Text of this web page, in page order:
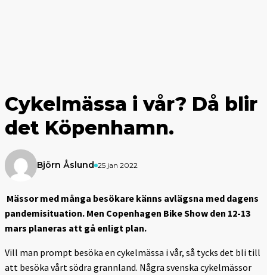
Cykelmässa i vår? Då blir
det Köpenhamn.
Björn Åslund 25 jan 2022
Mässor med många besökare känns avlägsna med dagens
pandemisituation. Men Copenhagen Bike Show den 12-13
mars planeras att gå enligt plan.
Vill man prompt besöka en cykelmässa i vår, så tycks det bli till
att besöka vårt södra grannland. Några svenska cykelmässor